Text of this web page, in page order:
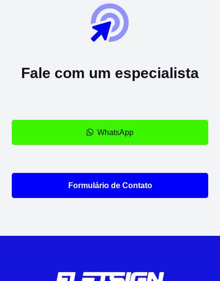
Fale com um especialista
WhatsApp
Formulário de Contato